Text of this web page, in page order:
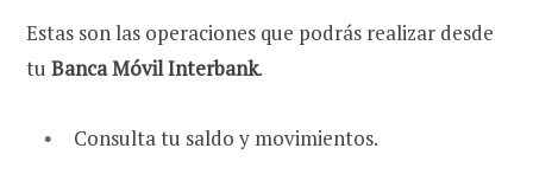
Estas son las operaciones que podrás realizar desde
tu Banca Móvil Interbank.
Consulta tu saldo y movimientos.